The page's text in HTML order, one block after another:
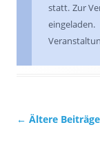
statt. Zur
Beitrags-
← Ältere Beiträge